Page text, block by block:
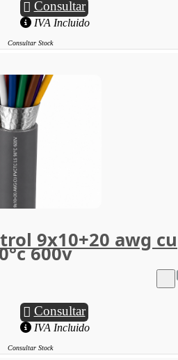
Consultar
IVA Incluido
Consultar Stock
9x10+20 awg cu
600v
Consultar
IVA Incluido
Consultar Stock